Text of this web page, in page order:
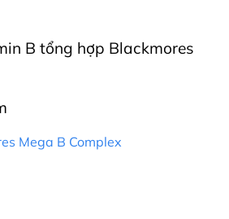
B tổng hợp Blackmores
Mega B Complex